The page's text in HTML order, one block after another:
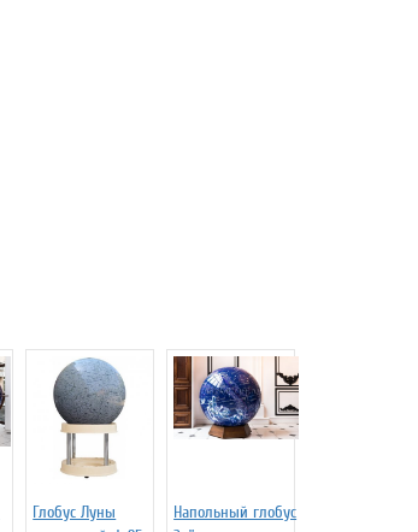
Глобус Луны
Напольный глобус